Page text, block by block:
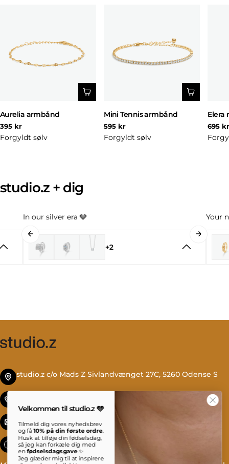
Aurelia armbånd
Normal
pris
395 kr
Forgyldt sølv
Mini Tennis armbånd
Normal
pris
595 kr
Forgyldt sølv
Elera
pris
695
studio.z + dig
In our silver era 🩶
+2
Your
studio.z c/o Mads Z Sivlandvænget 27C, 5260 Odense S
info@studioz.dk
Mandag til torsdag: 8 - 16 Fredag: 8 - 15:30
Velkommen til studio.z 🩵
Tilmeld dig vores nyhedsbrev
og få10% på din første ordre.
Husk at tilføje din fødselsdag,
så jeg kan forkæle dig med
enfødselsdagsgave.✨
Jeg glæder mig til at inspirere